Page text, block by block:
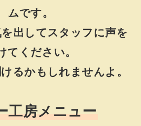
ムです。
出してスタッフに声を
てください。
るかもしれませんよ。
工房メニュー